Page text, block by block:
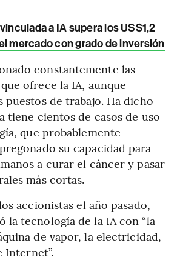
a IA supera los US$1,2
mercado con grado de inversión
constantemente las
ofrece la IA, aunque
puestos de trabajo. Ha dicho
tiene cientos de casos de uso
que probablemente
su capacidad para
a curar el cáncer y pasar
más cortas.
accionistas el año pasado,
la tecnología de la IA con “la
de vapor, la electricidad,
Internet”.